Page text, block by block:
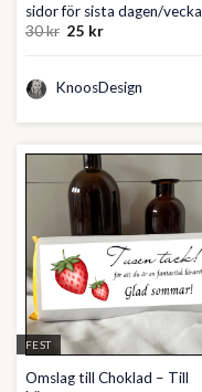
sidor för sista dagen/vecka
30kr Det
30 kr.
25 krDet
25 kr.
KnoosDesign
FEST
Omslag till Choklad – Till